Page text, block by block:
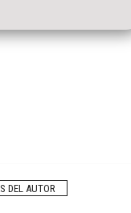
DEL AUTOR